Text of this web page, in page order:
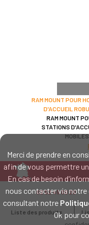
Merci de prendre en
afin de vous permettre
En cas de besoin
nous contacter via notre
consultant notre
Ok pour
RAM MOUNT POUR
D'ACCUEIL
RAM MOUNT
STATIONS
LE SPÉCIALISTE
Intervention sur tout le
Mans - Bordeaux - Paris -
Caen - Lyon -
02 52 45 00 20
Liste des produits